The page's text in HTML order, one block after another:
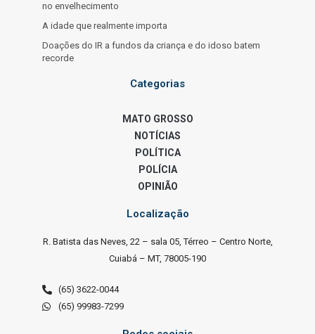
no envelhecimento
A idade que realmente importa
Doações do IR a fundos da criança e do idoso batem
recorde
Categorias
MATO GROSSO
NOTÍCIAS
POLÍTICA
POLÍCIA
OPINIÃO
Localização
R. Batista das Neves, 22 – sala 05, Térreo – Centro Norte,
Cuiabá – MT, 78005-190
(65) 3622-0044
(65) 99983-7299